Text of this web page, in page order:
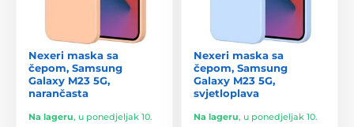
Nexeri maska sa
čepom, Samsung
Galaxy M23 5G,
narančasta
Na lageru, u ponedjeljak 10.
Nexeri maska sa
čepom, Samsung
Galaxy M23 5G,
svjetloplava
Na lageru, u ponedjeljak 10.